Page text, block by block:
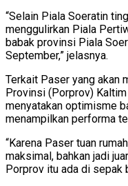
“Selain Piala Soeratin
menggulirkan Piala
babak provinsi Piala
September,” jelasnya.
Terkait Paser yang akan
Provinsi (Porprov)
menyatakan optimisme
menampilkan performa
“Karena Paser tuan
maksimal, bahkan jadi
Porprov itu ada di sepak